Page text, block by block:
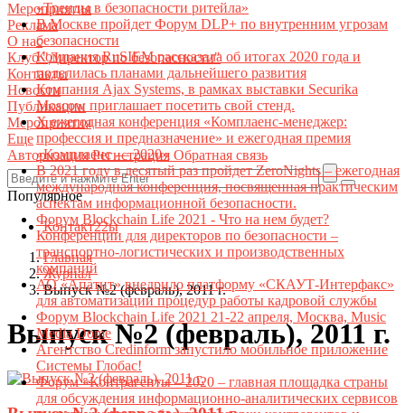
Мероприятия
Реклама
О нас
Клуб "Директор по безопасности"
Контакты
Новости
Публикации
Мероприятия
Еще
АвторизацияРегистрация Обратная связь
Популярное
«Тренды в безопасности ритейла»
В Москве пройдет Форум DLP+ по внутренним угрозам
безопасности
Компания RuSIEM рассказала об итогах 2020 года и
поделилась планами дальнейшего развития
Компания Ajax Systems, в рамках выставки Securika
Moscow приглашает посетить свой стенд.
X ежегодная конференция «Комплаенс-менеджер:
профессия и предназначение» и ежегодная премия
«Комплаенс — 2020»
В 2021 году в десятый раз пройдет ZeroNights – ежегодная
международная конференция, посвященная практическим
аспектам информационной безопасности.
Форум Blockchain Life 2021 - Что на нем будет?
Конференции для директоров по безопасности –
транспортно-логистических и производственных
компаний
АО «Апатит» внедрило платформу «СКАУТ-Интерфакс»
для автоматизации процедур работы кадровой службы
Форум Blockchain Life 2021 21-22 апреля, Москва, Music
Media Dome
Агентство Credinform запустило мобильное приложение
Системы Глобас!
Форум «Контрагенты – 2020 – главная площадка страны
для обсуждения информационно-аналитических сервисов
Контакт22ы
Главная
Журнал
Выпуск №2 (февраль), 2011 г.
Выпуск №2 (февраль), 2011 г.